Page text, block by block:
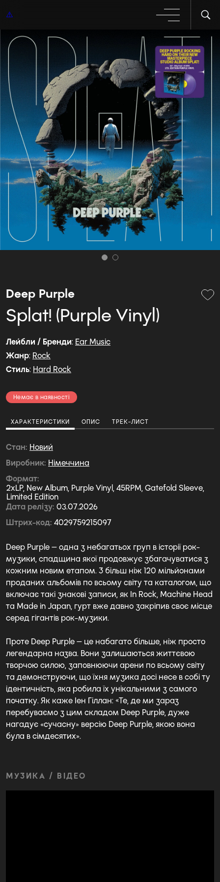
Deep Purple
Splat! (Purple Vinyl)
Лейбли / Бренди: Ear Music
Жанр: Rock
Стиль: Hard Rock
Немає в наявності
ХАРАКТЕРИСТИКИ ОПИС ТРЕК-ЛИСТ
Стан Новий
Виробник Німеччина
Формат
2xLP, New Album, Purple Vinyl, 45RPM, Gatefold Sleeve,
Limited Edition
Дата релізу 03.07.2026
Штрих-код 4029759215097
Deep Purple — одна з небагатьох груп в історії рок-
музики, спадщина якої продовжує збагачуватися з
кожним новим етапом. З більш ніж 120 мільйонами
проданих альбомів по всьому світу та каталогом, що
включає такі знакові записи, як In Rock, Machine Head
та Made in Japan, гурт вже давно закріпив своє місце
серед гігантів рок-музики.
Проте Deep Purple — це набагато більше, ніж просто
легендарна назва. Вони залишаються життєвою
творчою силою, заповнюючи арени по всьому світу
та демонструючи, що їхня музика досі несе в собі ту
ідентичність, яка робила їх унікальними з самого
початку. Як каже Іен Гіллан: «Те, де ми зараз
перебуваємо з цим складом Deep Purple, дуже
нагадує «сучасну» версію Deep Purple, якою вона
була в сімдесятих».
МУЗИКА / ВІДЕО